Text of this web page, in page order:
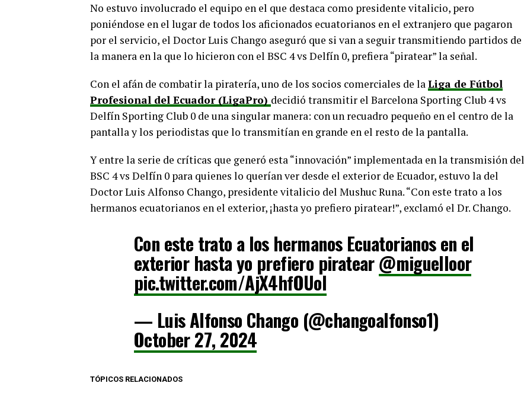
No estuvo involucrado el equipo en el que destaca como presidente vitalicio, pero
poniéndose en el lugar de todos los aficionados ecuatorianos en el extranjero que pagaron
por el servicio, el Doctor Luis Chango aseguró que si van a seguir transmitiendo partidos de
la manera en la que lo hicieron con el BSC 4 vs Delfín 0, prefiera “piratear” la señal.
Con el afán de combatir la piratería, uno de los socios comerciales de la Liga de Fútbol
Profesional del Ecuador (LigaPro) decidió transmitir el Barcelona Sporting Club 4 vs
Delfín Sporting Club 0 de una singular manera: con un recuadro pequeño en el centro de la
pantalla y los periodistas que lo transmitían en grande en el resto de la pantalla.
Y entre la serie de críticas que generó esta “innovación” implementada en la transmisión del
BSC 4 vs Delfín 0 para quienes lo querían ver desde el exterior de Ecuador, estuvo la del
Doctor Luis Alfonso Chango, presidente vitalicio del Mushuc Runa. “Con este trato a los
hermanos ecuatorianos en el exterior, ¡hasta yo prefiero piratear!”, exclamó el Dr. Chango.
Con este trato a los hermanos Ecuatorianos en el
exterior hasta yo prefiero piratear@miguelloor
pic.twitter.com/AjX4hfOUoI
— Luis Alfonso Chango (@changoalfonso1)
October 27, 2024
TÓPICOS RELACIONADOS